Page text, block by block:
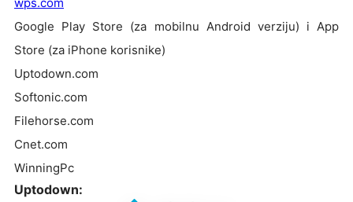
Google Play Store (za mobilnu Android verziju) i App
Store (za iPhone korisnike)
Uptodown.com
Softonic.com
Filehorse.com
Cnet.com
WinningPc
Uptodown: